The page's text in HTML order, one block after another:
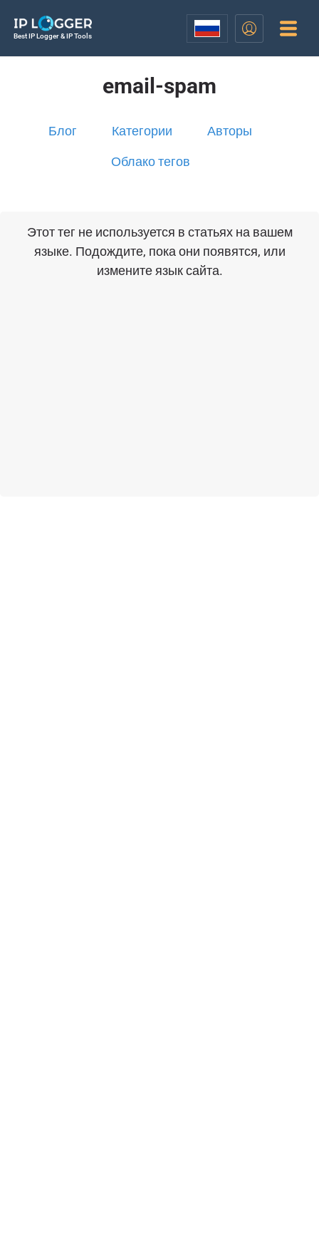
Best IP Logger & IP Tools
email-spam
Блог Категории Авторы
Облако тегов